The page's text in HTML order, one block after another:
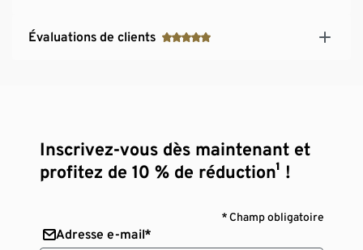
Évaluations de clients
Inscrivez-vous dès maintenant et
profitez de 10 % de réduction¹ !
* Champ obligatoire
Adresse e-mail*